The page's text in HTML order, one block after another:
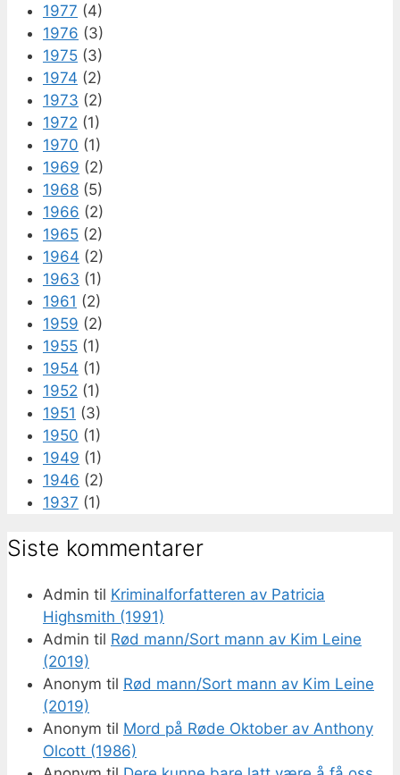
1977 (4)
1976 (3)
1975 (3)
1974 (2)
1973 (2)
1972 (1)
1970 (1)
1969 (2)
1968 (5)
1966 (2)
1965 (2)
1964 (2)
1963 (1)
1961 (2)
1959 (2)
1955 (1)
1954 (1)
1952 (1)
1951 (3)
1950 (1)
1949 (1)
1946 (2)
1937 (1)
Siste kommentarer
Admin til Kriminalforfatteren av Patricia
Highsmith (1991)
Admin til Rød mann/Sort mann av Kim Leine
(2019)
Anonym til Rød mann/Sort mann av Kim Leine
(2019)
Anonym til Mord på Røde Oktober av Anthony
Olcott (1986)